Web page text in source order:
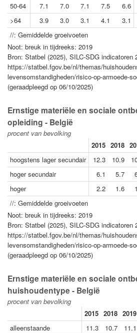
50-64
7.1 7.0 7.1 7.5 6.6
>64
3.9 3.0 3.1 4.1 3.1
//: Gemiddelde groeivoeten
Noot: breuk in tijdreeks: 2019
Bron: Statbel (2025), SILC-SDG indicatoren
https://statbel.fgov.be/nl/themas/
levensomstandigheden/risico-op-armoede-
(geraadpleegd op 06/10/2025)
Ernstige materiële en sociale
opleiding - België
procent van bevolking
2015 2018
hoogstens lager secundair
12.3 10.9
hoger secundair
6.1 5.7
hoger
2.2 1.6
//: Gemiddelde groeivoeten
Noot: breuk in tijdreeks: 2019
Bron: Statbel (2025), SILC-SDG indicatoren
https://statbel.fgov.be/nl/themas/
levensomstandigheden/risico-op-armoede-
(geraadpleegd op 06/10/2025)
Ernstige materiële en sociale
huishoudentype - België
procent van bevolking
2015 2018 2019
alleenstaande
11.3 10.7 11.1